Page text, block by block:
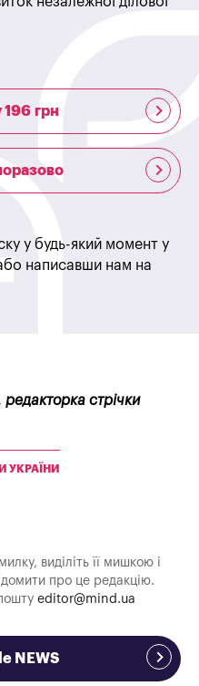
196 грн
у будь-який момент у
написавши нам на
редакторка стрічки
УКРАЇНИ
виділіть її мишкою і
про це редакцію.
editor@mind.ua
NEWS